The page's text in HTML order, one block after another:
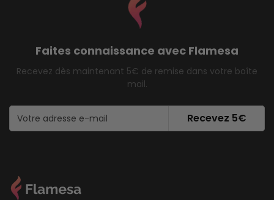
Faites connaissance avec Flamesa
Recevez dès maintenant 5€ de remise dans votre boîte
mail.
Recevez 5€